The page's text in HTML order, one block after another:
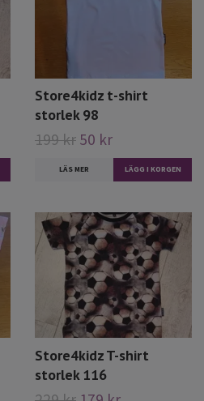
Store4kidz t-shirt
storlek 98
199 kr 50 kr
LÄS MER LÄGG I KORGEN
Store4kidz T-shirt
storlek 116